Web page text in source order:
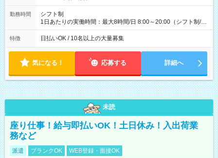
勤務時間
シフト制
1日あたりの実働時間：最大8時間/日 8:00～20:00（シフト制/実
働8時間） ※週5日勤務（場所次第では週4も有り） ※配達状況
によって時間外での勤務可能性有り ※案件により多少の前後あ
特徴 日払いOK / 10名以上の大量募集
気になる！ 応募する 詳細へ
未読
座り仕事！給与即払いOK！土日休み！入出荷業
務など
派遣 ブランクOK WEB登録・面接OK